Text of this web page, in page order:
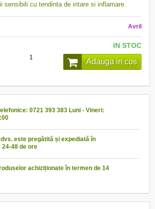
sensibili cu tendinta de iritare si inflamare.
Avril
IN STOC
Adauga in cos
0721 393 383 Luni - Vineri:
este pregătită și expediată în
24-48 de ore
achiziționate în termen de 14